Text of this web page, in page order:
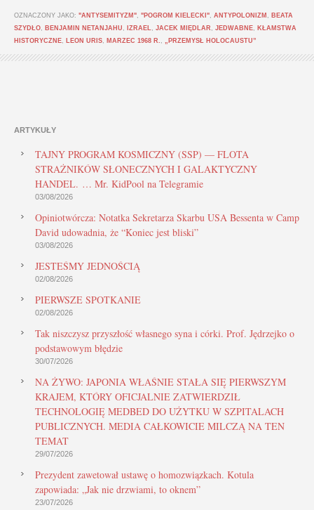
OZNACZONY JAKO: "ANTYSEMITYZM" "POGROM KIELECKI" ANTYPOLONIZM
BEATA
SZYDŁO
BENJAMIN NETANJAHU IZRAEL JACEK MIĘDLAR JEDWABNE
KŁAMSTWA
HISTORYCZNE
LEON URIS MARZEC 1968 R. „PRZEMYSŁ HOLOCAUSTU”
ARTYKUŁY
TAJNY PROGRAM KOSMICZNY (SSP) — FLOTA
STRAŻNIKÓW SŁONECZNYCH I GALAKTYCZNY
HANDEL. … Mr. KidPool na Telegramie
03/08/2026
Opiniotwórcza: Notatka Sekretarza Skarbu USA Bessenta w Camp
David udowadnia, że “Koniec jest bliski”
03/08/2026
JESTEŚMY JEDNOŚCIĄ
02/08/2026
PIERWSZE SPOTKANIE
02/08/2026
Tak niszczysz przyszłość własnego syna i córki. Prof. Jędrzejko o
podstawowym błędzie
30/07/2026
NA ŻYWO: JAPONIA WŁAŚNIE STAŁA SIĘ PIERWSZYM
KRAJEM, KTÓRY OFICJALNIE ZATWIERDZIŁ
TECHNOLOGIĘ MEDBED DO UŻYTKU W SZPITALACH
PUBLICZNYCH. MEDIA CAŁKOWICIE MILCZĄ NA TEN
TEMAT
29/07/2026
Prezydent zawetował ustawę o homozwiązkach. Kotula
zapowiada: „Jak nie drzwiami, to oknem”
23/07/2026